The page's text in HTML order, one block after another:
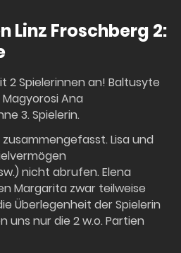
Linz Froschberg 2:
2 Spielerinnen an! Baltusyte
Ana
3. Spielerin.
Lisa und
nicht abrufen. Elena
Margarita zwar teilweise
Überlegenheit der Spielerin
uns nur die 2 w.o. Partien